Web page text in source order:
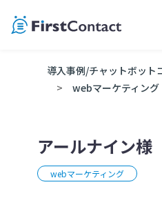
導入事例/チャットボット
webマーケティング
アールナイン様
webマーケティング